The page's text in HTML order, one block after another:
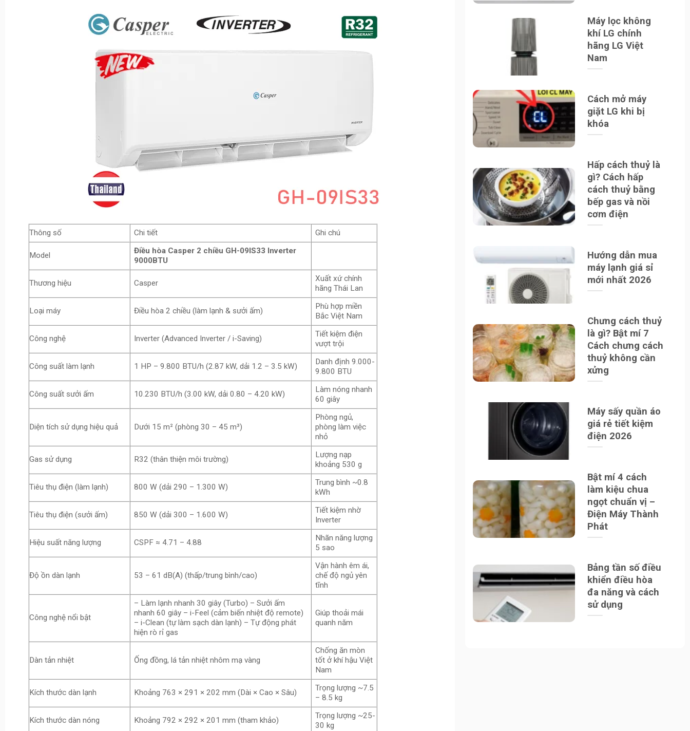
Thông số Chi tiết Ghi chú
Model
Điều hòa Casper 2 chiều GH-09IS33 Inverter
9000BTU
Thương hiệu Casper
Xuất xứ chính
hãng Thái Lan
Loại máy Điều hòa 2 chiều (làm lạnh & sưởi ấm)
Phù hợp miền
Bắc Việt Nam
Công nghệ Inverter (Advanced Inverter / i-Saving)
Tiết kiệm điện
vượt trội
Công suất làm lạnh 1 HP – 9.800 BTU/h (2.87 kW, dải 1.2 – 3.5 kW)
Danh định 9.000-
9.800 BTU
Công suất sưởi ấm 10.230 BTU/h (3.00 kW, dải 0.80 – 4.20 kW)
Làm nóng nhanh
60 giây
Diện tích sử dụng hiệu quả Dưới 15 m² (phòng 30 – 45 m³)
Phòng ngủ,
phòng làm việc
nhỏ
Gas sử dụng R32 (thân thiện môi trường)
Lượng nạp
khoảng 530 g
Tiêu thụ điện (làm lạnh) 800 W (dải 290 – 1.300 W)
Trung bình ~0.8
kWh
Tiêu thụ điện (sưởi ấm) 850 W (dải 300 – 1.600 W)
Tiết kiệm nhờ
Inverter
Hiệu suất năng lượng CSPF ≈ 4.71 – 4.88
Nhãn năng lượng
5 sao
Độ ồn dàn lạnh 53 – 61 dB(A) (thấp/trung bình/cao)
Vận hành êm ái,
chế độ ngủ yên
tĩnh
Công nghệ nổi bật
– Làm lạnh nhanh 30 giây (Turbo) – Sưởi ấm
nhanh 60 giây – i-Feel (cảm biến nhiệt độ remote)
– i-Clean (tự làm sạch dàn lạnh) – Tự động phát
hiện rò rỉ gas
Giúp thoải mái
quanh năm
Dàn tản nhiệt Ống đồng, lá tản nhiệt nhôm mạ vàng
Chống ăn mòn
tốt ở khí hậu Việt
Nam
Kích thước dàn lạnh Khoảng 763 × 291 × 202 mm (Dài × Cao × Sâu)
Trọng lượng ~7.5
– 8.5 kg
Kích thước dàn nóng Khoảng 792 × 292 × 201 mm (tham khảo)
Trọng lượng ~25-
30 kg
Máy lọc không
khí LG chính
hãng LG Việt
Nam
Cách mở máy
giặt LG khi bị
khóa
Hấp cách thuỷ là
gì? Cách hấp
cách thuỷ bằng
bếp gas và nồi
cơm điện
Hướng dẫn mua
máy lạnh giá sỉ
mới nhất 2026
Chưng cách thuỷ
là gì? Bật mí 7
Cách chưng cách
thuỷ không cần
xửng
Máy sấy quần áo
giá rẻ tiết kiệm
điện 2026
Bật mí 4 cách
làm kiệu chua
ngọt chuẩn vị –
Điện Máy Thành
Phát
Bảng tần số điều
khiển điều hòa
đa năng và cách
sử dụng